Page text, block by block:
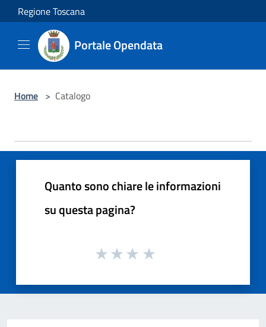
Salta al contenuto principale
Regione Toscana
Portale Opendata
Home > Catalogo
Quanto sono chiare le informazioni
su questa pagina?